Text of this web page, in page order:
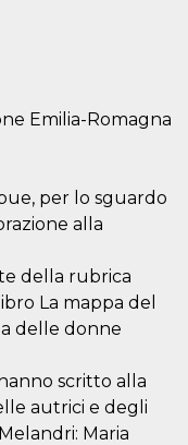
Emilia-Romagna
per lo sguardo
alla
della rubrica
La mappa del
delle donne
scritto alla
autrici e degli
Maria
apoyar las
funciones de
protección
contra visitantes
maliciosos.
con Wordpress.
Comprueba si el
navegador tiene
habilitadas las
cookies
Cookie
generada por
aplicaciones
basadas en el
lenguaje PHP.